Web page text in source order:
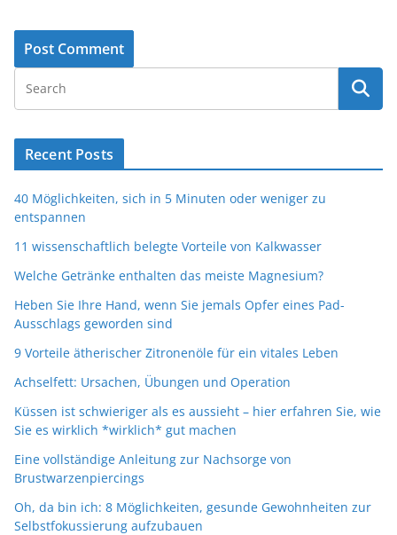
Recent Posts
40 Möglichkeiten, sich in 5 Minuten oder weniger zu
entspannen
11 wissenschaftlich belegte Vorteile von Kalkwasser
Welche Getränke enthalten das meiste Magnesium?
Heben Sie Ihre Hand, wenn Sie jemals Opfer eines Pad-
Ausschlags geworden sind
9 Vorteile ätherischer Zitronenöle für ein vitales Leben
Achselfett: Ursachen, Übungen und Operation
Küssen ist schwieriger als es aussieht – hier erfahren Sie, wie
Sie es wirklich *wirklich* gut machen
Eine vollständige Anleitung zur Nachsorge von
Brustwarzenpiercings
Oh, da bin ich: 8 Möglichkeiten, gesunde Gewohnheiten zur
Selbstfokussierung aufzubauen